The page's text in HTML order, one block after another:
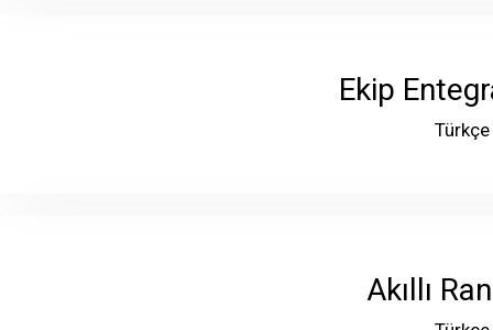
Ekip
Türkçe
Akıllı